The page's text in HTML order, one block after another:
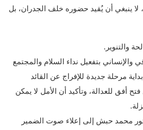
لا ينبغي أن يُقيد حضوره خلف الجدران، بل
والتنوير.
والإنساني بتفعيل نداء السلام والمجتمع
مرحلة جديدة للإفراج عن القائد
أفق للعدالة، وتأكيد أن الأمل لا يمكن
محمد حبش إلى إعلاء صوت الضمير